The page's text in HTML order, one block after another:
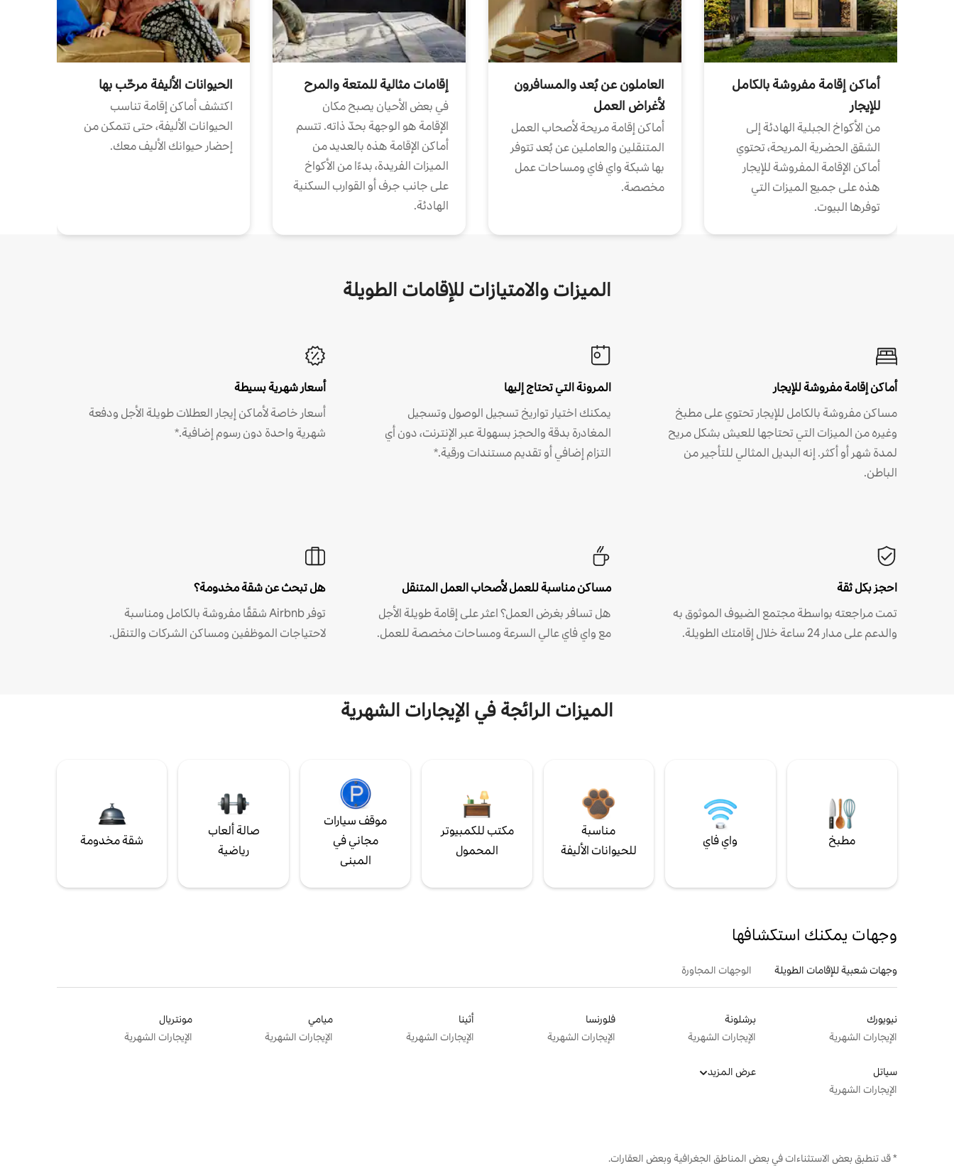
أماكن إقامة مفروشة بالكامل
للإيجار
من الأكواخ الجبلية الهادئة إلى
الشقق الحضرية المريحة، تحتوي
أماكن الإقامة المفروشة للإيجار
هذه على جميع الميزات التي
توفرها البيوت.
العاملون عن بُعد والمسافرون
لأغراض العمل
أماكن إقامة مريحة لأصحاب العمل
المتنقلين والعاملين عن بُعد تتوفر
بها شبكة واي فاي ومساحات عمل
مخصصة.
إقامات مثالية للمتعة والمرح
في بعض الأحيان يصبح مكان
الإقامة هو الوجهة بحدّ ذاته. تتسم
أماكن الإقامة هذه بالعديد من
الميزات الفريدة، بدءًا من الأكواخ
على جانب جرف أو القوارب السكنية
الهادئة.
الحيوانات الأليفة مرحّب بها
اكتشف أماكن إقامة تناسب
الحيوانات الأليفة، حتى تتمكن من
إحضار حيوانك الأليف معك.
الميزات والامتيازات للإقامات الطويلة
أماكن إقامة مفروشة للإيجار
مساكن مفروشة بالكامل للإيجار تحتوي على مطبخ
وغيره من الميزات التي تحتاجها للعيش بشكل مريح
لمدة شهر أو أكثر. إنه البديل المثالي للتأجير من
الباطن.
المرونة التي تحتاج إليها
يمكنك اختيار تواريخ تسجيل الوصول وتسجيل
المغادرة بدقة والحجز بسهولة عبر الإنترنت، دون أي
التزام إضافي أو تقديم مستندات ورقية.*
أسعار شهرية بسيطة
أسعار خاصة لأماكن إيجار العطلات طويلة الأجل ودفعة
شهرية واحدة دون رسوم إضافية.*
احجز بكل ثقة
تمت مراجعته بواسطة مجتمع الضيوف الموثوق به
والدعم على مدار 24 ساعة خلال إقامتك الطويلة.
مساكن مناسبة للعمل لأصحاب العمل المتنقل
هل تسافر بغرض العمل؟ اعثر على إقامة طويلة الأجل
مع واي فاي عالي السرعة ومساحات مخصصة للعمل.
هل تبحث عن شقة مخدومة؟
توفر Airbnb شققًا مفروشة بالكامل ومناسبة
لاحتياجات الموظفين ومساكن الشركات والتنقل.
الميزات الرائجة في الإيجارات الشهرية
مطبخ واي فاي
مناسبة
للحيوانات الأليفة
مكتب للكمبيوتر
المحمول
موقف سيارات
مجاني في
المبنى
صالة ألعاب
رياضية
شقة مخدومة
وجهات يمكنك استكشافها
وجهات شعبية للإقامات الطويلة الوجهات المجاورة
نيويورك
الإيجارات الشهرية
برشلونة
الإيجارات الشهرية
فلورنسا
الإيجارات الشهرية
أثينا
الإيجارات الشهرية
ميامي
الإيجارات الشهرية
مونتريال
الإيجارات الشهرية
سياتل
الإيجارات الشهرية
عرض المزيد
* قد تنطبق بعض الاستثناءات في بعض المناطق الجغرافية وبعض العقارات.